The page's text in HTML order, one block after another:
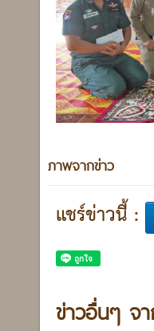
ภาพจากข่าว
แชร์ข่าวนี้ :
ข่าวอื่นๆ จ